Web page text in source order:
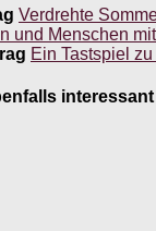
Verdrehte
und Menschen
Ein Tastspiel zu